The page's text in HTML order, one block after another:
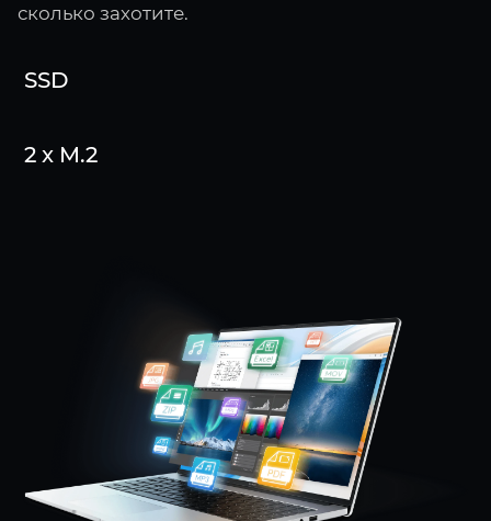
сколько захотите.
SSD
2 x M.2